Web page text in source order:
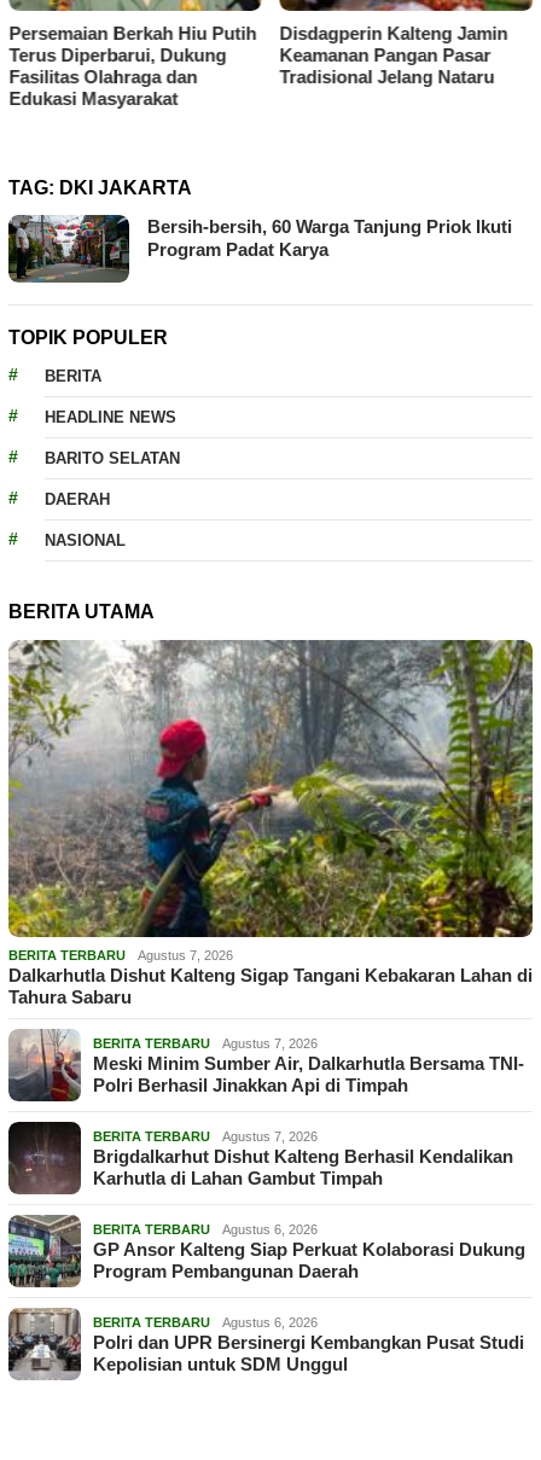
Hiu Putih
Dukung
dan
Disdagperin Kalteng Jamin
Keamanan Pangan Pasar
Tradisional Jelang Nataru
Disdagperin
Pengawasan
Demi
TAG: DKI JAKARTA
Bersih-bersih, 60 Warga Tanjung Priok Ikuti
Program Padat Karya
TOPIK POPULER
BERITA
HEADLINE NEWS
BARITO SELATAN
DAERAH
NASIONAL
BERITA UTAMA
BERITA TERBARU Agustus 7, 2026
Dalkarhutla Dishut Kalteng Sigap Tangani Kebakaran Lahan di
Tahura Sabaru
BERITA TERBARU Agustus 7, 2026
Meski Minim Sumber Air, Dalkarhutla Bersama TNI-
Polri Berhasil Jinakkan Api di Timpah
BERITA TERBARU Agustus 7, 2026
Brigdalkarhut Dishut Kalteng Berhasil Kendalikan
Karhutla di Lahan Gambut Timpah
BERITA TERBARU Agustus 6, 2026
GP Ansor Kalteng Siap Perkuat Kolaborasi Dukung
Program Pembangunan Daerah
BERITA TERBARU Agustus 6, 2026
Polri dan UPR Bersinergi Kembangkan Pusat Studi
Kepolisian untuk SDM Unggul